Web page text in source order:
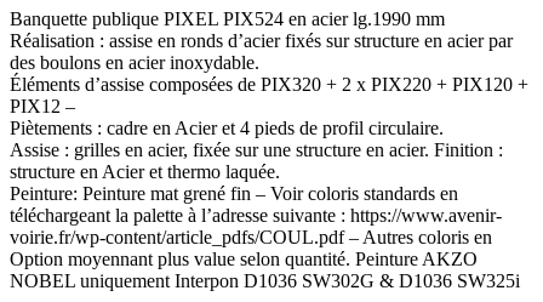
Banquette publique PIXEL PIX524 en acier lg.1990 mm
Réalisation : assise en ronds d’acier fixés sur structure en acier par
des boulons en acier inoxydable.
Éléments d’assise composées de PIX320 + 2 x PIX220 + PIX120 +
PIX12 –
Piètements : cadre en Acier et 4 pieds de profil circulaire.
Assise : grilles en acier, fixée sur une structure en acier. Finition :
structure en Acier et thermo laquée.
Peinture: Peinture mat grené fin – Voir coloris standards en
téléchargeant la palette à l’adresse suivante : https://www.avenir-
voirie.fr/wp-content/article_pdfs/COUL.pdf – Autres coloris en
Option moyennant plus value selon quantité. Peinture AKZO
NOBEL uniquement Interpon D1036 SW302G & D1036 SW325i